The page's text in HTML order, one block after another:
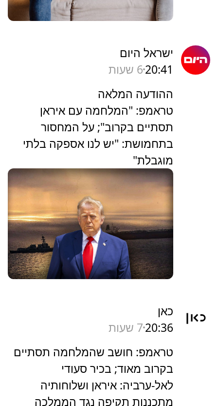
ישראל היום
20:416 שעות
ההודעה המלאה
טראמפ: "המלחמה עם איראן
תסתיים בקרוב"; על המחסור
בתחמושת: "יש לנו אספקה בלתי
מוגבלת"
כאן
20:367 שעות
טראמפ: חושב שהמלחמה תסתיים
בקרוב מאוד; בכיר סעודי
לאל-ערביה: איראן ושלוחותיה
מתכננות תקיפה נגד הממלכה